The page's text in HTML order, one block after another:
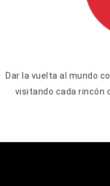
Dar la vuelta al mundo
visitando cada rincón